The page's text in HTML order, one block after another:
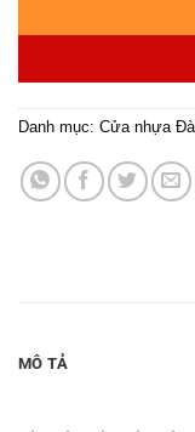
Danh mục: Cửa nhựa
MÔ TẢ